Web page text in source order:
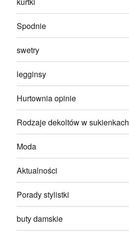
Spodnie
swetry
legginsy
Hurtownia opinie
Rodzaje dekoltów w sukienkach
Moda
Aktualności
Porady stylistki
buty damskie